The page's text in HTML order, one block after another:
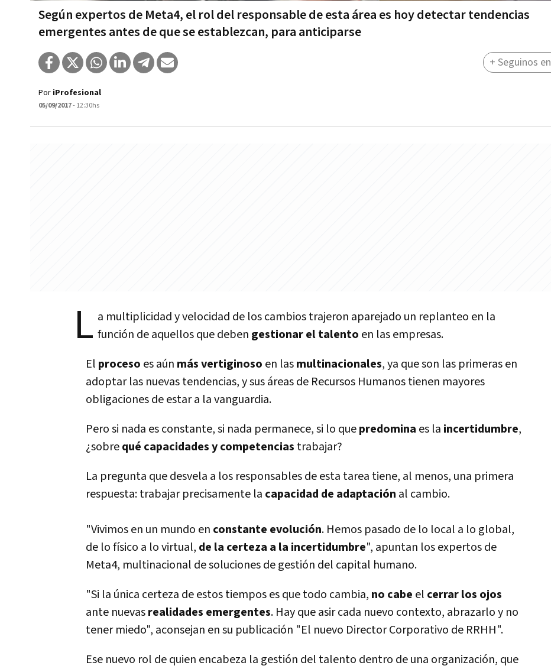
Según expertos de Meta4, el rol del responsable de esta área es hoy detectar tendencias
emergentes antes de que se establezcan, para anticiparse
Por iProfesional
05/09/2017- 12:30hs
+ Seguinos en
L a multiplicidad y velocidad de los cambios trajeron aparejado un replanteo en la
función de aquellos que deben gestionar el talento en las empresas.
El proceso es aún más vertiginoso en lasmultinacionales, ya que son las primeras en
adoptar las nuevas tendencias, y sus áreas de Recursos Humanos tienen mayores
obligaciones de estar a la vanguardia.
Pero si nada es constante, si nada permanece, si lo quepredomina es la incertidumbre,
¿sobrequé capacidades y competencias trabajar?
La pregunta que desvela a los responsables de esta tarea tiene, al menos, una primera
respuesta: trabajar precisamente la capacidad de adaptación al cambio.
"Vivimos en un mundo en constante evolución. Hemos pasado de lo local a lo global,
de lo físico a lo virtual, de la certeza a la incertidumbre", apuntan los expertos de
Meta4, multinacional de soluciones de gestión del capital humano.
"Si la única certeza de estos tiempos es que todo cambia, no cabe el cerrar los ojos
ante nuevasrealidades emergentes. Hay que asir cada nuevo contexto, abrazarlo y no
tener miedo", aconsejan en su publicación "El nuevo Director Corporativo de RRHH".
Ese nuevo rol de quien encabeza la gestión del talento dentro de una organización, que